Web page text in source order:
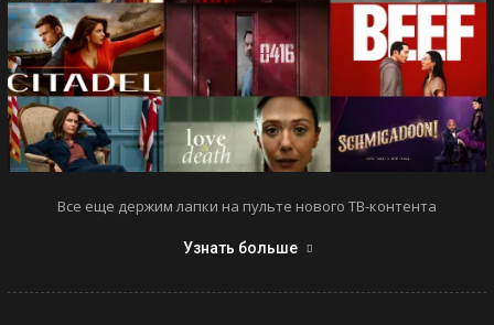
Все еще держим лапки на пульте нового ТВ-контента
Узнать больше